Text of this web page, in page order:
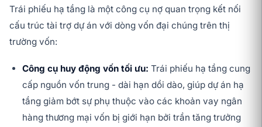
Trái phiếu hạ tầng là một công cụ nợ quan trọng kết nối
cấu trúc tài trợ dự án với dòng vốn đại chúng trên thị
trường vốn:
Công cụ huy động vốn tối ưu: Trái phiếu hạ tầng cung
cấp nguồn vốn trung - dài hạn dồi dào, giúp dự án hạ
tầng giảm bớt sự phụ thuộc vào các khoản vay ngân
hàng thương mại vốn bị giới hạn bởi trần tăng trưởng